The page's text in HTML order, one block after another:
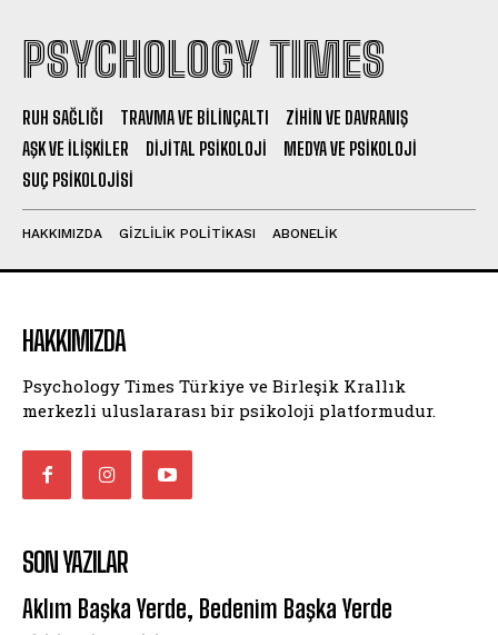
PSYCHOLOGY TIMES
RUH SAĞLIĞI TRAVMA VE BILINÇALTI
ZIHIN VE DAVRANIŞ
AŞK VE İLIŞKILER
DIJITAL PSIKOLOJI
MEDYA VE PSIKOLOJI
SUÇ PSIKOLOJISI
HAKKIMIZDA GIZLILIK POLITIKASI ABONELIK
HAKKIMIZDA
Psychology Times Türkiye ve Birleşik Krallık
merkezli uluslararası bir psikoloji platformudur.
SON YAZILAR
Aklım Başka Yerde, Bedenim Başka Yerde